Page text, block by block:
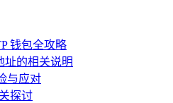
钱包全攻略
址的相关说明
与应对
探讨